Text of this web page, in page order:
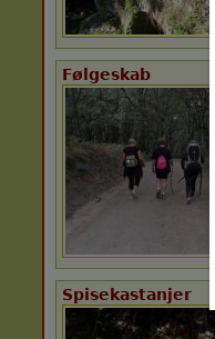
Følgeskab
Spisekastanjer